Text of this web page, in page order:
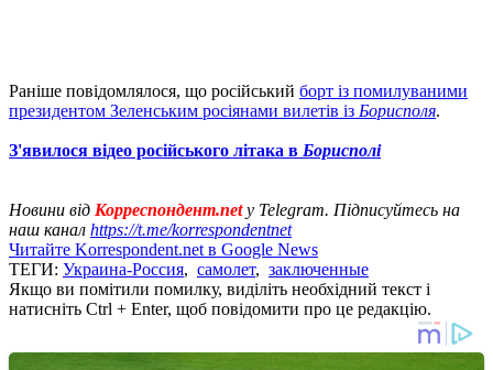
Раніше повідомлялося, що російський борт із помилуваними
президентом Зеленським росіянами вилетів із Борисполя.
З'явилося відео російського літака в Борисполі
Новини від Корреспондент.netу Telegram. Підписуйтесь на
наш канал https://t.me/korrespondentnet
Читайте Korrespondent.net в Google News
ТЕГИ: Украина-Россия, самолет, заключенные
Якщо ви помітили помилку, виділіть необхідний текст і
натисніть Ctrl + Enter, щоб повідомити про це редакцію.